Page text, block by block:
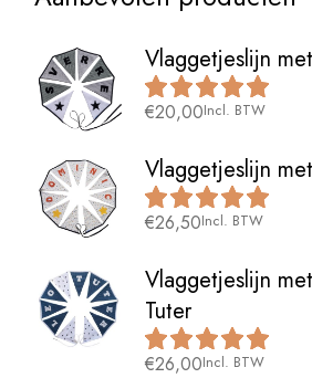
Vlaggetjeslijn
€20,00Incl. BTW
Vlaggetjeslijn
€26,50Incl. BTW
Vlaggetjeslijn
Tuter
€26,00Incl. BTW